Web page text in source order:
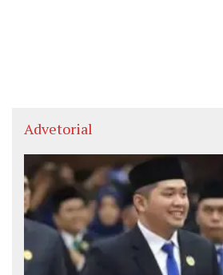
Advetorial